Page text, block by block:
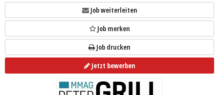
Job weiterleiten
Job merken
Job drucken
Jetzt bewerben